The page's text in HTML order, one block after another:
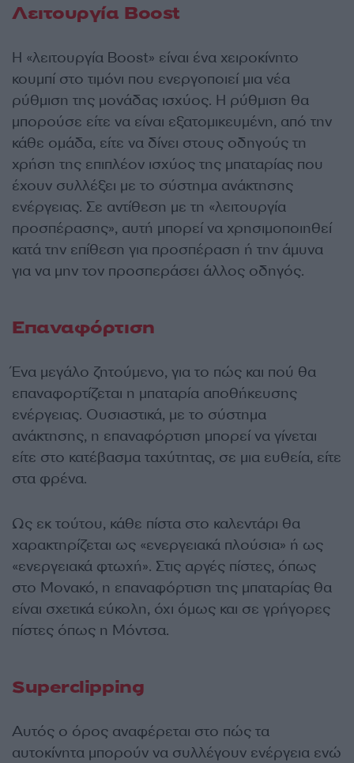
Λειτουργία Boost
Η «λειτουργία Boost» είναι ένα χειροκίνητο
κουμπί στο τιμόνι που ενεργοποιεί μια νέα
ρύθμιση της μονάδας ισχύος. Η ρύθμιση θα
μπορούσε είτε να είναι εξατομικευμένη, από την
κάθε ομάδα, είτε να δίνει στους οδηγούς τη
χρήση της επιπλέον ισχύος της μπαταρίας που
έχουν συλλέξει με το σύστημα ανάκτησης
ενέργειας. Σε αντίθεση με τη «λειτουργία
προσπέρασης», αυτή μπορεί να χρησιμοποιηθεί
κατά την επίθεση για προσπέραση ή την άμυνα
για να μην τον προσπεράσει άλλος οδηγός.
Επαναφόρτιση
Ένα μεγάλο ζητούμενο, για το πώς και πού θα
επαναφορτίζεται η μπαταρία αποθήκευσης
ενέργειας. Ουσιαστικά, με το σύστημα
ανάκτησης, η επαναφόρτιση μπορεί να γίνεται
είτε στο κατέβασμα ταχύτητας, σε μια ευθεία, είτε
στα φρένα.
Ως εκ τούτου, κάθε πίστα στο καλεντάρι θα
χαρακτηρίζεται ως «ενεργειακά πλούσια» ή ως
«ενεργειακά φτωχή». Στις αργές πίστες, όπως
στο Μονακό, η επαναφόρτιση της μπαταρίας θα
είναι σχετικά εύκολη, όχι όμως και σε γρήγορες
πίστες όπως η Μόντσα.
Superclipping
Αυτός ο όρος αναφέρεται στο πώς τα
αυτοκίνητα μπορούν να συλλέγουν ενέργεια ενώ